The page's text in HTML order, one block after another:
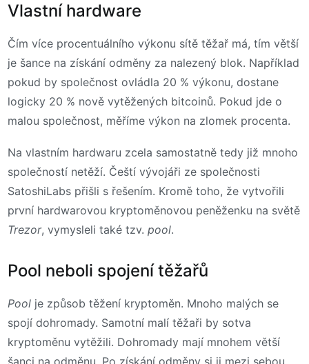
Vlastní hardware
Čím více procentuálního výkonu sítě těžař má, tím větší
je šance na získání odměny za nalezený blok. Například
pokud by společnost ovládla 20 % výkonu, dostane
logicky 20 % nově vytěžených bitcoinů. Pokud jde o
malou společnost, měříme výkon na zlomek procenta.
Na vlastním hardwaru zcela samostatně tedy již mnoho
společností netěží. Čeští vývojáři ze společnosti
SatoshiLabs přišli s řešením. Kromě toho, že vytvořili
první hardwarovou kryptoměnovou peněženku na světě
Trezor, vymysleli také tzv. pool.
Pool neboli spojení těžařů
Pool je způsob těžení kryptoměn. Mnoho malých se
spojí dohromady. Samotní malí těžaři by sotva
kryptoměnu vytěžili. Dohromady mají mnohem větší